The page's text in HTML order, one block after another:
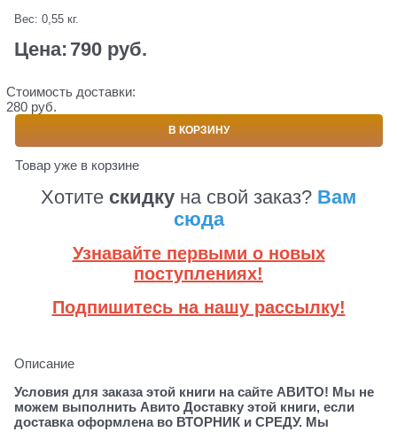
Вес: 0,55 кг.
Цена: 790 руб.
Стоимость доставки:
280 руб.
В КОРЗИНУ
Товар уже в корзине
Хотите скидку на свой заказ? Вам
сюда
Узнавайте первыми о новых
поступлениях!
Подпишитесь на нашу рассылку!
Описание
Условия для заказа этой книги на сайте АВИТО! Мы не
можем выполнить Авито Доставку этой книги, если
доставка оформлена во ВТОРНИК и СРЕДУ. Мы